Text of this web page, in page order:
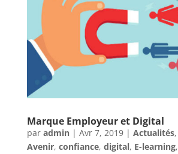
Marque Employeur et Digital
par admin| Avr 7, 2019| Actualités,
Avenir, confiance, digital, E-learning,